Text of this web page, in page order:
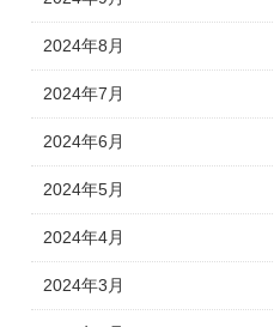
2024年8月
2024年7月
2024年6月
2024年5月
2024年4月
2024年3月